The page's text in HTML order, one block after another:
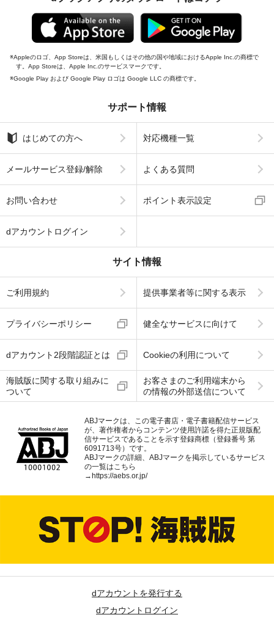
Appleのロゴ、App Storeは、米国もしくはその他の国や地域におけるApple Inc.の商標で
す。App Storeは、Apple Inc.のサービスマークです。
Google Play および Google Play ロゴは Google LLC の商標です。
サポート情報
はじめての方へ 対応機種一覧
メールサービス登録/解除 よくある質問
お問い合わせ ポイント表示設定
dアカウントログイン
サイト情報
ご利用規約 提供事業者等に関する表示
プライバシーポリシー 健全なサービスに向けて
dアカウント2段階認証とは Cookieの利用について
海賊版に関する取り組みに
ついて
お客さまのご利用端末から
の情報の外部送信について
ABJマークは、この電子書店・電子書籍配信サービス
が、著作権者からコンテンツ使用許諾を得た正規版配
信サービスであることを示す登録商標（登録番号 第
6091713号）です。
ABJマークの詳細、ABJマークを掲示しているサービス
の一覧はこちら
→ https://aebs.or.jp/
dアカウントを発行する
dアカウントログイン